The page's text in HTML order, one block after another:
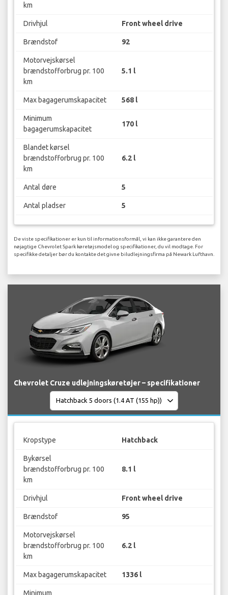
km
Drivhjul Front wheel drive
Brændstof 92
Motorvejskørsel
brændstofforbrug pr. 100
km
5.1 l
Max bagagerumskapacitet 568 l
Minimum
bagagerumskapacitet
170 l
Blandet kørsel
brændstofforbrug pr. 100
km
6.2 l
Antal døre 5
Antal pladser 5
De viste specifikationer er kun til informationsformål, vi kan ikke garantere den
nøjagtige Chevrolet Spark køretøjsmodel og specifikationer, du vil modtage. For
specifikke detaljer bør du kontakte det givne biludlejningsfirma på Newark Lufthavn.
Chevrolet Cruze udlejningskøretøjer – specifikationer
Kropstype Hatchback
Bykørsel
brændstofforbrug pr. 100
km
8.1 l
Drivhjul Front wheel drive
Brændstof 95
Motorvejskørsel
brændstofforbrug pr. 100
km
6.2 l
Max bagagerumskapacitet 1336 l
Minimum